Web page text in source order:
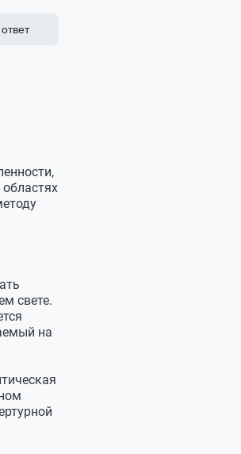
свете.
на